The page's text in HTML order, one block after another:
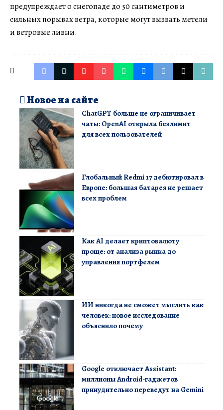
предупреждает о снегопаде до 50 сантиметров и
сильных порывах ветра, которые могут вызвать метели
и ветровые ливни.
Новое на сайте
ChatGPT больше не ограничивает
чаты: OpenAI открыла безлимит
для всех пользователей
Глобальный Redmi 17 дебютировал в
Европе: большая батарея не решает
всех проблем
Как AI делает криптовалюту
проще: от анализа рынка до
управления портфелем
ИИ никогда не сможет мыслить как
человек: новое исследование
объяснило почему
Google отключает Assistant:
миллионы Android-гаджетов
принудительно переведут на Gemini